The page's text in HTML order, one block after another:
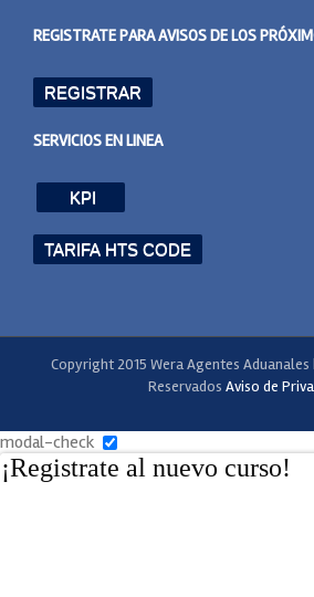
REGISTRATE PARA AVISOS DE LOS
REGISTRAR
SERVICIOS EN LINEA
KPI
TARIFA HTS CODE
Copyright 2015 Wera Agentes
Reservados Aviso de
modal-check
¡Registrate al nuevo curso!